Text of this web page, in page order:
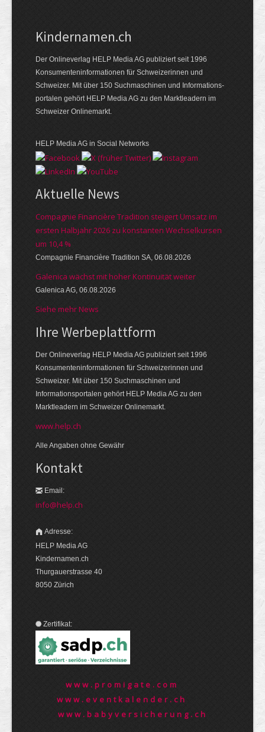
Kindernamen.ch
Der Onlineverlag HELP Media AG publiziert seit 1996
Konsumenten­informationen für Schweizerinnen und
Schweizer. Mit über 150 Suchmaschinen und Informations­
portalen gehört HELP Media AG zu den Marktleadern im
Schweizer Onlinemarkt.
HELP Media AG in Social Networks
Aktuelle News
Compagnie Financière Tradition steigert Umsatz im
ersten Halbjahr 2026 zu konstanten Wechselkursen
um 10,4 %
Compagnie Financière Tradition SA, 06.08.2026
Galenica wächst mit hoher Kontinuität weiter
Galenica AG, 06.08.2026
Siehe mehr News
Ihre Werbeplattform
Der Onlineverlag HELP Media AG publiziert seit 1996
Konsumenteninformationen für Schweizerinnen und
Schweizer. Mit über 150 Suchmaschinen und
Informationsportalen gehört HELP Media AG zu den
Marktleadern im Schweizer Onlinemarkt.
www.help.ch
Alle Angaben ohne Gewähr
Kontakt
Email:
info@help.ch
Adresse:
HELP Media AG
Kindernamen.ch
Thurgauerstrasse 40
8050 Zürich
Zertifikat:
www.promigate.com
www.eventkalender.ch
www.babyversicherung.ch